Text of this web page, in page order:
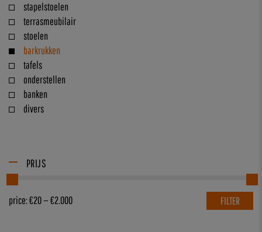
stapelstoelen
terrasmeubilair
stoelen
barkrukken
tafels
onderstellen
banken
divers
PRIJS
FILTER
price:€20—€2.000